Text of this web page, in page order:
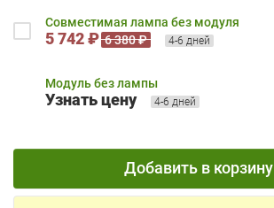
Совместимая лампа без модуля
5 742 ₽ 6 380 ₽ 4-6 дней
Модуль без лампы
Узнать цену 4-6 дней
Добавить в корзину